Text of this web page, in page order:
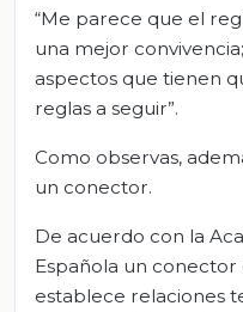
“Me parece que el
una mejor
aspectos que tienen
reglas a seguir”.
Como observas,
un conector.
De acuerdo con la
Española un conector
establece relaciones